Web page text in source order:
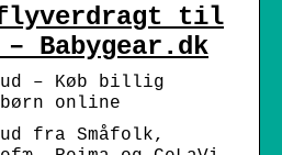
til
Babygear.dk
– Køb billig
online
fra Småfolk,